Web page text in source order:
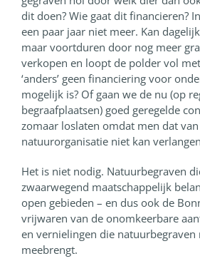
dit doen? Wie gaat dit financieren?
een paar jaar niet meer. Kan
maar voortduren door nog meer
verkopen en loopt de polder vol met
‘anders’ geen financiering voor
mogelijk is? Of gaan we de nu (op
begraafplaatsen) goed geregelde
zomaar loslaten omdat men dat van
natuurorganisatie niet kan
Het is niet nodig. Natuurbegraven
zwaarwegend maatschappelijk
open gebieden – en dus ook de
vrijwaren van de onomkeerbare
en vernielingen die natuurbegraven
meebrengt.